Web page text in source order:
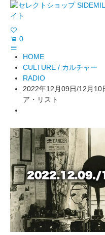
0
HOME
CULTURE / カルチャー
RADIO
2022年12月09日/12月10
ア・リスト